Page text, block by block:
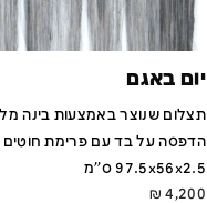
יום באגם
תצלום שנוצר באמצעות בינה
הדפסה על בד עם פרימת חוטים
97.5x56x2.5 ס''מ
4,200
₪